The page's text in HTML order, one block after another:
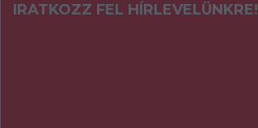
IRATKOZZ FEL HÍRLEVELÜNKRE!